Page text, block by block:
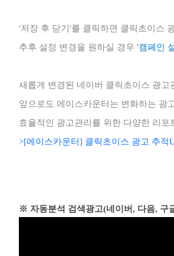
'저장 후 닫기'를 클릭하면 클릭초이스
추후 설정 변경을 원하실 경우 '캠페인
새롭게 변경된 네이버 클릭초이스 광
앞으로도 에이스카운터는 변화하는 광
효율적인 광고관리를 위한 다양한 리
>[에이스카운터] 클릭초이스 광고 추적
※ 자동분석 검색광고(네이버, 다음, 구